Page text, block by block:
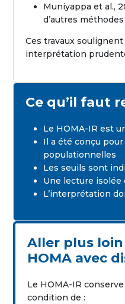
Muniyappa et al.,
d’autres méthodes
Ces travaux
interprétation
Ce qu’il faut
Le HOMA-IR est
Il a été conçu pour
populationnelles
Les seuils sont
Une lecture
L’interprétation
Aller plus
HOMA avec
Le HOMA-IR
condition de :